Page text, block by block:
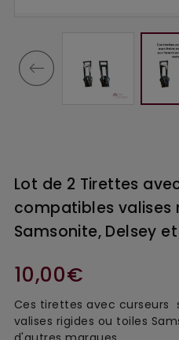
Lot de 2 Tirettes
compatibles valises
Samsonite, Delsey
10,00€
Ces tirettes avec curseurs
valises rigides ou toiles